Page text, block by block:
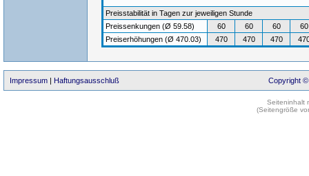
Preisstabilität in Tagen zur jeweiligen Stunde
Preissenkungen (Ø 59.58)
60 60 60
60
Preiserhöhungen (Ø 470.03)
470 470 470
Impressum | Haftungsausschluß Copyright ©
Seiteninhalt
(Seitengröße